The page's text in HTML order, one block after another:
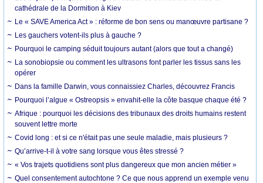
cathédrale de la Dormition à Kiev
Le « SAVE America Act » : réforme de bon sens ou manœuvre partisane ?
Les gauchers votent-ils plus à gauche ?
Pourquoi le camping séduit toujours autant (alors que tout a changé)
La sonobiopsie ou comment les ultrasons font parler les tissus sans les
opérer
Dans la famille Darwin, vous connaissiez Charles, découvrez Francis
Pourquoi l’algue « Ostreopsis » envahit-elle la côte basque chaque été ?
Afrique : pourquoi les décisions des tribunaux des droits humains restent
souvent lettre morte
Covid long : et si ce n'était pas une seule maladie, mais plusieurs ?
Qu’arrive-t-il à votre sang lorsque vous êtes stressé ?
« Vos trajets quotidiens sont plus dangereux que mon ancien métier »
Quel consentement autochtone ? Ce que nous apprend un exemple venu